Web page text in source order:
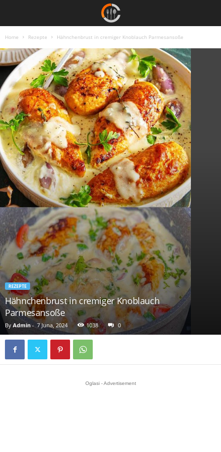
Home Rezepte Hähnchenbrust in cremiger Knoblauch Parmesansoße
REZEPTE
Hähnchenbrust in cremiger Knoblauch
Parmesansoße
By Admin - 7 Juna, 2024 1038 0
Oglasi - Advertisement